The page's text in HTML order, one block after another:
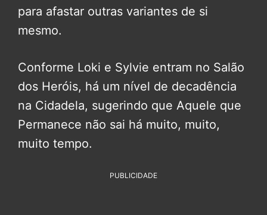
para afastar outras variantes de si
mesmo.
Conforme Loki e Sylvie entram no Salão
dos Heróis, há um nível de decadência
na Cidadela, sugerindo que Aquele que
Permanece não sai há muito, muito,
muito tempo.
PUBLICIDADE